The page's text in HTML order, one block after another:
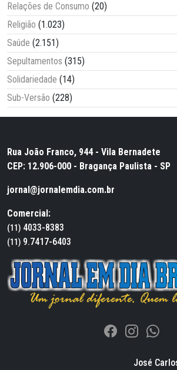
Relações de Consumo (20)
Religião (1.023)
Saúde (2.151)
Sepultamentos (315)
Solidariedade (14)
Sub-Versão (228)
Rua João Franco, 944 - Vila Bernadete
CEP: 12.906-000 - Bragança Paulista - SP
jornal@jornalemdia.com.br
Comercial:
(11) 4033-8383
(11) 9.7417-6403
José